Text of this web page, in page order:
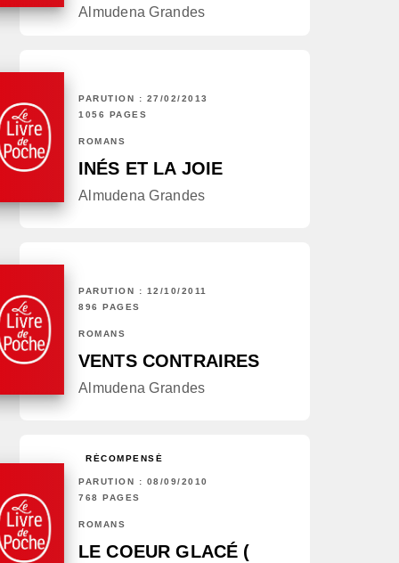
Almudena Grandes
PARUTION : 27/02/2013
1056 PAGES
ROMANS
INÉS ET LA JOIE
Almudena Grandes
PARUTION : 12/10/2011
896 PAGES
ROMANS
VENTS CONTRAIRES
Almudena Grandes
RÉCOMPENSÉ
PARUTION : 08/09/2010
768 PAGES
ROMANS
LE COEUR GLACÉ (